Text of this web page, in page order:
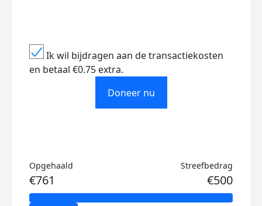
Ik wil bijdragen aan de transactiekosten
en betaal €0.75 extra.
Doneer nu
Opgehaald
€761
Streefbedrag
€500